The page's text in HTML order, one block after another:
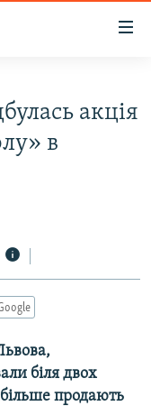
акція
в
біля двох
продають